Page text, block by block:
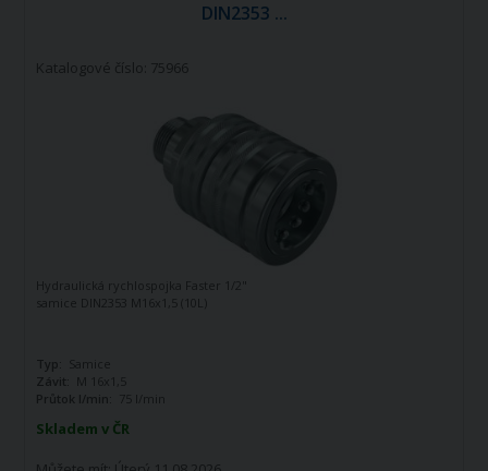
DIN2353 ...
Katalogové číslo: 75966
Skladem v ČR
Hydraulická rychlospojka Faster 1/2"
samice DIN2353 M16x1,5 (10L)
Typ:
Samice
Závit: M 16x1,5
Průtok l/min:
75 l/min